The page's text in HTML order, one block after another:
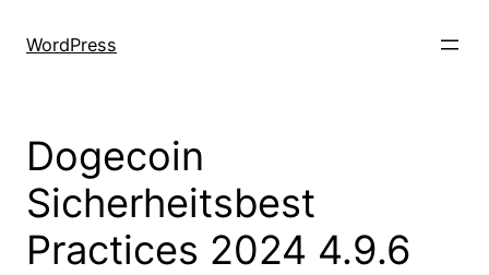
WordPress
Dogecoin
Sicherheitsbest
Practices 2024 4.9.6